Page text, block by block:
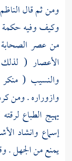
ومن ثم قالالناظم
وكيف وفيه
من عصر الصحابة
الأعصار (
والنسيب ( منكر
وازوراره . ومن
يهيج الطباع
إسماع وانشاد
يمنع من الجهل .